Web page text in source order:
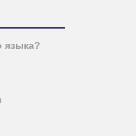
языка?